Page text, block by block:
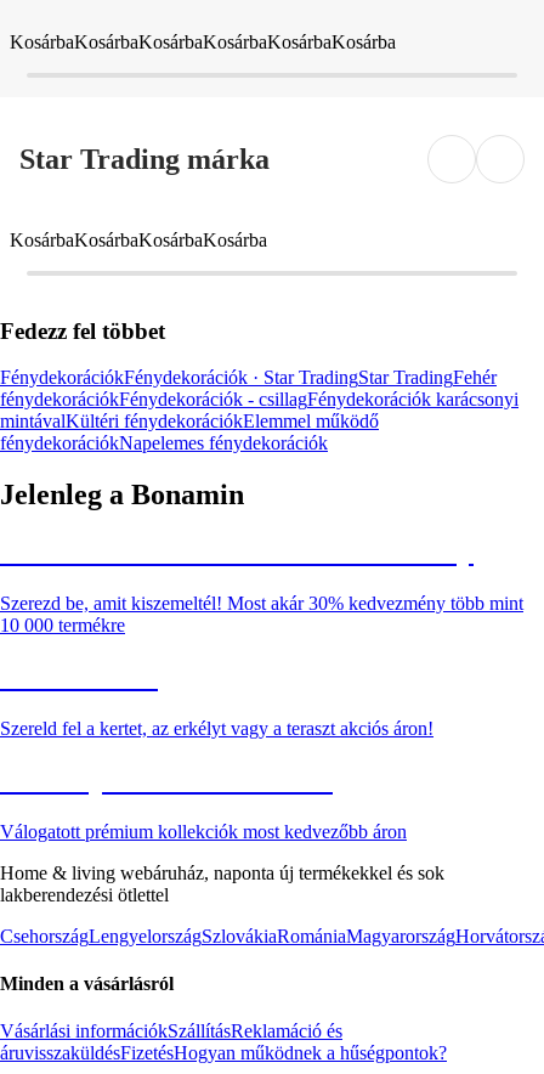
KosárbaKosárbaKosárbaKosárbaKosárbaKosárba
Star Trading márka
KosárbaKosárbaKosárbaKosárba
Fedezz fel többet
FénydekorációkFénydekorációk · Star TradingStar TradingFehér
fénydekorációkFénydekorációk - csillagFénydekorációk karácsonyi
mintávalKültéri fénydekorációkElemmel működő
fénydekorációkNapelemes fénydekorációk
Jelenleg a Bonamin
Szerezd be, amit kiszemeltél! Most akár 30% kedvezmény több mint
10 000 termékre
Szereld fel a kertet, az erkélyt vagy a teraszt akciós áron!
Válogatott prémium kollekciók most kedvezőbb áron
Home & living webáruház, naponta új termékekkel és sok
lakberendezési ötlettel
CsehországLengyelországSzlovákiaRomániaMagyarország
Minden a vásárlásról
Vásárlási információkSzállításReklamáció és
áruvisszaküldésFizetésHogyan működnek a hűségpontok?